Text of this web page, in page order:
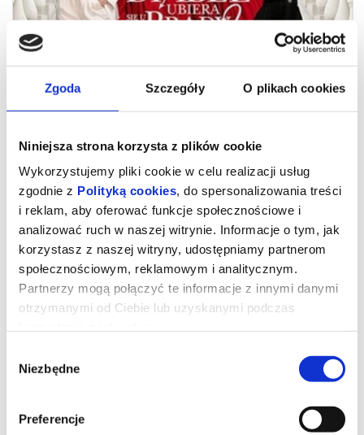
Zgoda Szczegóły O plikach cookies
Niniejsza strona korzysta z plików cookie
Wykorzystujemy pliki cookie w celu realizacji usług
zgodnie z Polityką cookies, do spersonalizowania treści
i reklam, aby oferować funkcje społecznościowe i
analizować ruch w naszej witrynie. Informacje o tym, jak
korzystasz z naszej witryny, udostępniamy partnerom
społecznościowym, reklamowym i analitycznym.
Partnerzy mogą połączyć te informacje z innymi danymi
otrzymanymi od Ciebie lub uzyskanymi podczas
zgody
Niezbędne
Preferencje
Diabeł ubiera się u Prady 2
Dwadzieścia lat po stworzeniu kultowych ról Mirandy, Andy’ego,